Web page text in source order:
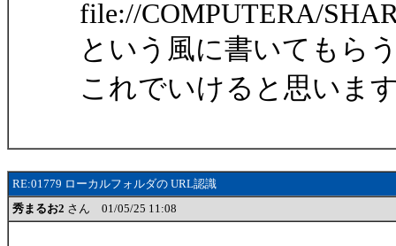
file://COMPUTERA/
という風に書いてもら
これでいけると思いま
RE:01779 ローカルフォルダの URL認識
秀まるお2 さん 01/05/25 11:08